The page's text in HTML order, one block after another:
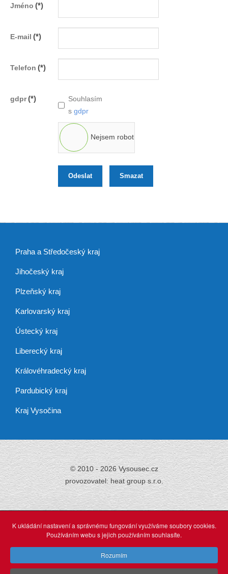
Jméno (*)
E-mail (*)
Telefon (*)
gdpr(*)
Souhlasím
s gdpr
Nejsem robot
Odeslat Smazat
Praha a Středočeský kraj
Jihočeský kraj
Plzeňský kraj
Karlovarský kraj
Ústecký kraj
Liberecký kraj
Královéhradecký kraj
Pardubický kraj
Kraj Vysočina
© 2010 - 2026 Vysousec.cz
provozovatel: heat group s.r.o.
Již přes 30 letzajišťujeme odstraňování
vlhkosti,
K ukládání nastavení a správnému fungování využíváme soubory cookies.
Používáním webu s jejich používáním souhlasíte.
Rozumím